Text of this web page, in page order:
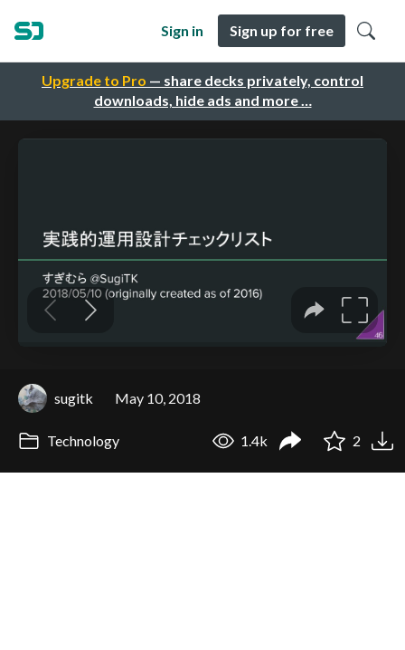
Upgrade to Pro — share decks privately, control
downloads, hide ads and more …
Sign in Sign up for free
sugitk May 10, 2018
Technology 1.4k 2